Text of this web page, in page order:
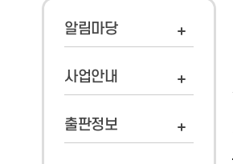
알림마당
사업안내
출판정보